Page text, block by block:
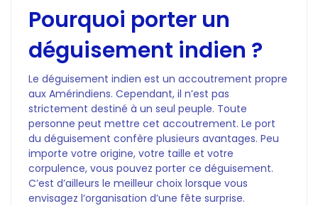
Pourquoi porter un
déguisement indien ?
Le déguisement indien est un accoutrement propre
aux Amérindiens. Cependant, il n’est pas
strictement destiné à un seul peuple. Toute
personne peut mettre cet accoutrement. Le port
du déguisement confère plusieurs avantages. Peu
importe votre origine, votre taille et votre
corpulence, vous pouvez porter ce déguisement.
C’est d’ailleurs le meilleur choix lorsque vous
envisagez l’organisation d’une fête surprise.